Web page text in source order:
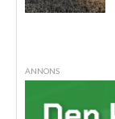
ANNONS